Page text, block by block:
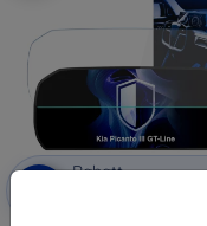
Rabatt